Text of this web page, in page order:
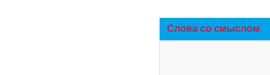
Слова со смыслом